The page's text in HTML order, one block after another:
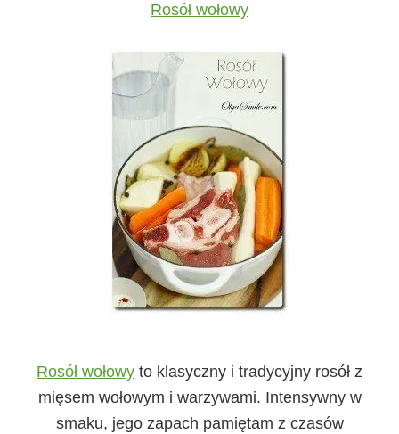
Rosół wołowy
Rosół wołowy to klasyczny i tradycyjny rosół z
mięsem wołowym i warzywami. Intensywny w
smaku, jego zapach pamiętam z czasów